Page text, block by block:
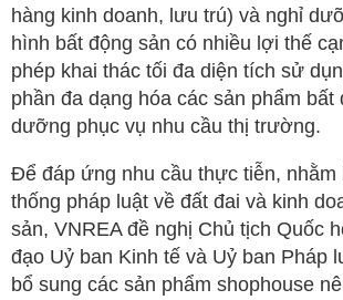
hàng kinh doanh, lưu trú) và nghỉ
hình bất động sản có nhiều lợi thế
phép khai thác tối đa diện tích sử
phần đa dạng hóa các sản phẩm bất
dưỡng phục vụ nhu cầu thị trường.
Để đáp ứng nhu cầu thực tiễn, nhằm
thống pháp luật về đất đai và kinh
sản, VNREA đề nghị Chủ tịch Quốc
đạo Uỷ ban Kinh tế và Uỷ ban Pháp
bổ sung các sản phẩm shophouse